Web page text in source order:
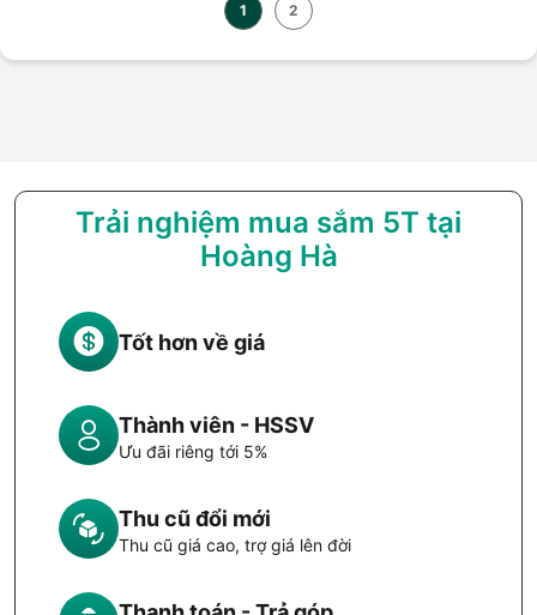
1 2
Trải nghiệm mua sắm 5T tại
Hoàng Hà
Tốt hơn về giá
Thành viên - HSSV
Ưu đãi riêng tới 5%
Thu cũ đổi mới
Thu cũ giá cao, trợ giá lên đời